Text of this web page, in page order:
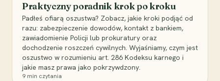
Praktyczny poradnik krok po kroku
Padłeś ofiarą oszustwa? Zobacz, jakie kroki podjąć od
razu: zabezpieczenie dowodów, kontakt z bankiem,
zawiadomienie Policji lub prokuratury oraz
dochodzenie roszczeń cywilnych. Wyjaśniamy, czym jest
oszustwo w rozumieniu art. 286 Kodeksu karnego i
jakie masz prawa jako pokrzywdzony.
9 min czytania